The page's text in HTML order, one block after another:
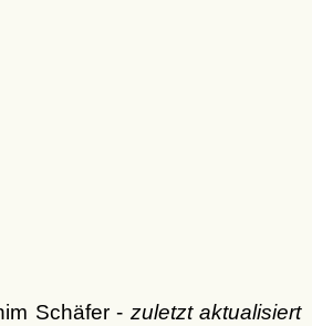
Schäfer - zuletzt aktualisiert